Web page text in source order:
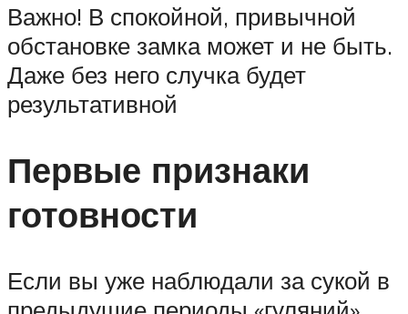
Важно! В спокойной, привычной
обстановке замка может и не быть.
Даже без него случка будет
результативной
Первые признаки
готовности
Если вы уже наблюдали за сукой в